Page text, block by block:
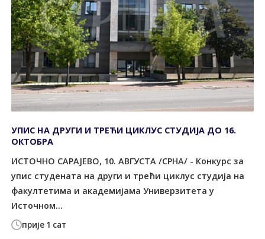
прије 1 сат
УПИС НА ДРУГИ И ТРЕЋИ ЦИКЛУС СТУДИЈА ДО 16.
ОКТОБРА
ИСТОЧНО САРАЈЕВО, 10. АВГУСТА /СРНА/ - Конкурс за
упис студената на други и трећи циклус студија на
факултетима и академијама Универзитета у
Источном...